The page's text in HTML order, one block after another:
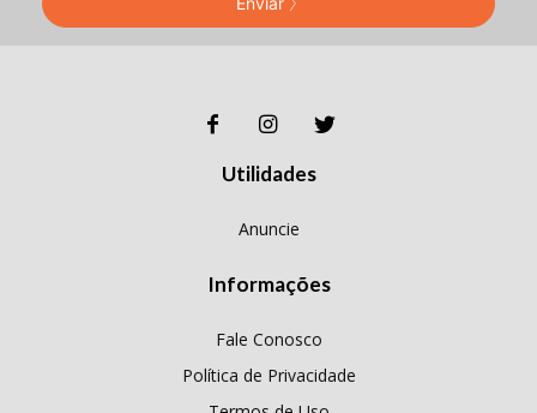
Utilidades
Anuncie
Informações
Fale Conosco
Política de Privacidade